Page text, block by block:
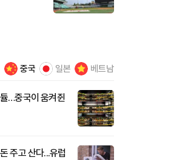
중국 일본 베트남
…중국이 움켜쥔
주고 산다...유럽